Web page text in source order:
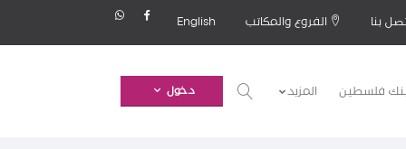
بنا الفروع والمكاتب English
فلسطين المزيد دخول